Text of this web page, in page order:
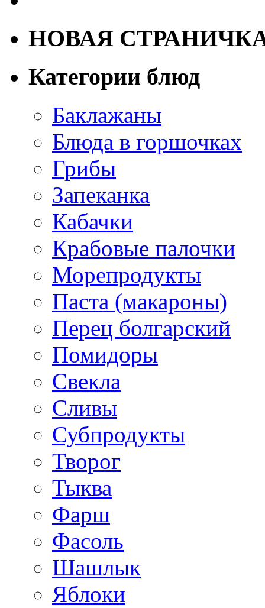
НОВАЯ
Категории блюд
Баклажаны
Блюда в горшочках
Грибы
Запеканка
Кабачки
Крабовые палочки
Морепродукты
Паста (макароны)
Перец болгарский
Помидоры
Свекла
Сливы
Субпродукты
Творог
Тыква
Фарш
Фасоль
Шашлык
Яблоки